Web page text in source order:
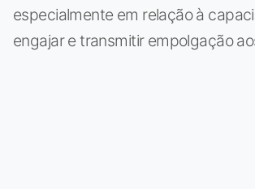
especialmente em relação à
engajar e transmitir empolgação